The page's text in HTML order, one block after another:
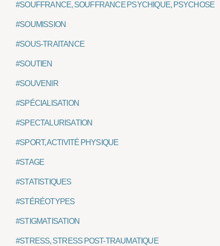
#SOUFFRANCE, SOUFFRANCE PSYCHIQUE, PSYCHOSE
#SOUMISSION
#SOUS-TRAITANCE
#SOUTIEN
#SOUVENIR
#SPÉCIALISATION
#SPECTALURISATION
#SPORT, ACTIVITÉ PHYSIQUE
#STAGE
#STATISTIQUES
#STÉRÉOTYPES
#STIGMATISATION
#STRESS, STRESS POST-TRAUMATIQUE